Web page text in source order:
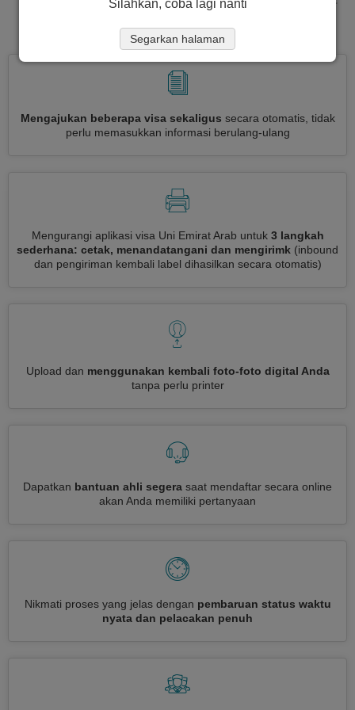
Mengajukan beberapa visa sekaligus secara otomatis, tidak
perlu memasukkan informasi berulang-ulang
Mengurangi aplikasi visa Uni Emirat Arab untuk 3 langkah
sederhana: cetak, menandatangani dan mengirimk (inbound
dan pengiriman kembali label dihasilkan secara otomatis)
Upload dan menggunakan kembali foto-foto digital Anda
tanpa perlu printer
Dapatkan bantuan ahli segera saat mendaftar secara online
akan Anda memiliki pertanyaan
Nikmati proses yang jelas dengan pembaruan status waktu
nyata dan pelacakan penuh
Silahkan, coba lagi nanti
Segarkan halaman